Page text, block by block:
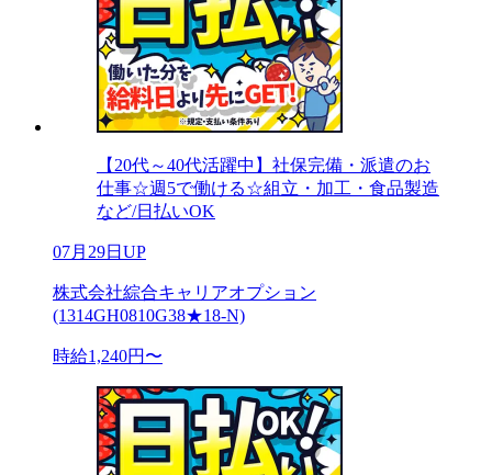
【20代～40代活躍中】社保完備・派遣のお
仕事☆週5で働ける☆組立・加工・食品製造
など/日払いOK
07月29日UP
株式会社綜合キャリアオプション
(1314GH0810G38★18-N)
時給1,240円〜